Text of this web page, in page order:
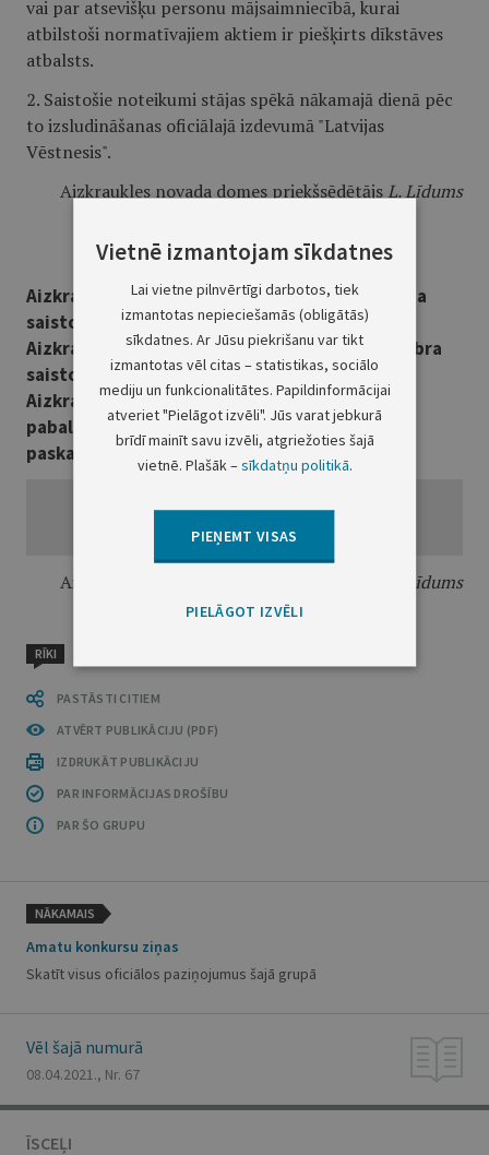
vai par atsevišķu personu mājsaimniecībā, kurai
atbilstoši normatīvajiem aktiem ir piešķirts dīkstāves
atbalsts.
2. Saistošie noteikumi stājas spēkā nākamajā dienā pēc
to izsludināšanas oficiālajā izdevumā "Latvijas
Vēstnesis".
Aizkraukles novada domes priekšsēdētājsL. Līdums
Aizkraukles novada domes 2021. gada 25. marta
saistošo noteikumu Nr. 2021/5 "Grozījumi
Aizkraukles novada domes 2019. gada 31. oktobra
saistošajos noteikumos Nr. 2019/21 "Par
Aizkraukles novada pašvaldības sociālajiem
pabalstiem""
paskaidrojuma raksts
Aizkraukles novada domes priekšsēdētājs L. Līdums
RĪKI
PASTĀSTI CITIEM
ATVĒRT PUBLIKĀCIJU (PDF)
IZDRUKĀT PUBLIKĀCIJU
PAR INFORMĀCIJAS DROŠĪBU
PAR ŠO GRUPU
NĀKAMAIS
Amatu konkursu ziņas
Skatīt visus oficiālos paziņojumus šajā grupā
Vēl šajā numurā
08.04.2021., Nr. 67
ĪSCEĻI
Vietnē izmantojam sīkdatnes
Lai vietne pilnvērtīgi darbotos, tiek
izmantotas nepieciešamās (obligātās)
sīkdatnes. Ar Jūsu piekrišanu var tikt
izmantotas vēl citas – statistikas, sociālo
mediju un funkcionalitātes. Papildinformācijai
atveriet "Pielāgot izvēli". Jūs varat jebkurā
brīdī mainīt savu izvēli, atgriežoties šajā
vietnē. Plašāk –sīkdatņu politikā.
PIEŅEMT VISAS
PIELĀGOT IZVĒLI